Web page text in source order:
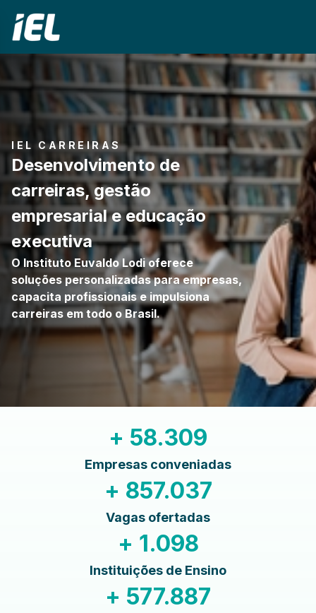
IEL CARREIRAS
Desenvolvimento de
carreiras, gestão
empresarial e educação
executiva
O Instituto Euvaldo Lodi oferece
soluções personalizadas para empresas,
capacita profissionais e impulsiona
carreiras em todo o Brasil.
+ 58.309
Empresas conveniadas
+ 857.037
Vagas ofertadas
+ 1.098
Instituições de Ensino
+ 577.887